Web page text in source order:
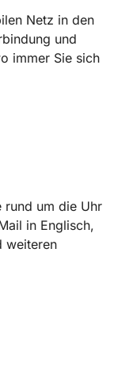
Netz in den
und
immer Sie sich
rund um die Uhr
in Englisch,
weiteren